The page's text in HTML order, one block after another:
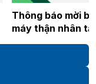
Thông báo mời
máy thận nhân
2026